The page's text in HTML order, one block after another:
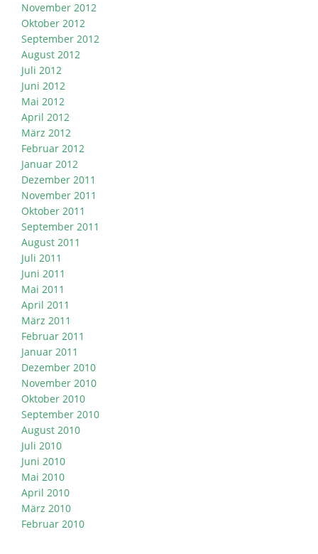
November 2012
Oktober 2012
September 2012
August 2012
Juli 2012
Juni 2012
Mai 2012
April 2012
März 2012
Februar 2012
Januar 2012
Dezember 2011
November 2011
Oktober 2011
September 2011
August 2011
Juli 2011
Juni 2011
Mai 2011
April 2011
März 2011
Februar 2011
Januar 2011
Dezember 2010
November 2010
Oktober 2010
September 2010
August 2010
Juli 2010
Juni 2010
Mai 2010
April 2010
März 2010
Februar 2010